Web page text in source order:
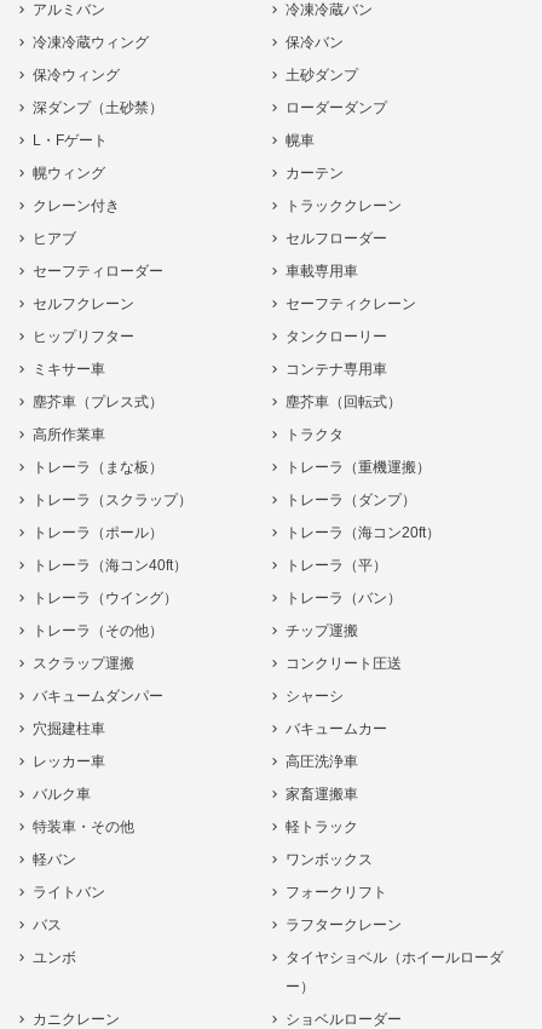
アルミバン
冷凍冷蔵バン
冷凍冷蔵ウィング
保冷バン
保冷ウィング
土砂ダンプ
深ダンプ（土砂禁）
ローダーダンプ
L・Fゲート
幌車
幌ウィング
カーテン
クレーン付き
トラッククレーン
ヒアブ
セルフローダー
セーフティローダー
車載専用車
セルフクレーン
セーフティクレーン
ヒップリフター
タンクローリー
ミキサー車
コンテナ専用車
塵芥車（プレス式）
塵芥車（回転式）
高所作業車
トラクタ
トレーラ（まな板）
トレーラ（重機運搬）
トレーラ（スクラップ）
トレーラ（ダンプ）
トレーラ（ポール）
トレーラ（海コン20ft）
トレーラ（海コン40ft）
トレーラ（平）
トレーラ（ウイング）
トレーラ（バン）
トレーラ（その他）
チップ運搬
スクラップ運搬
コンクリート圧送
バキュームダンパー
シャーシ
穴掘建柱車
バキュームカー
レッカー車
高圧洗浄車
バルク車
家畜運搬車
特装車・その他
軽トラック
軽バン
ワンボックス
ライトバン
フォークリフト
バス
ラフタークレーン
ユンボ
タイヤショベル（ホイールローダ
ー）
カニクレーン
ショベルローダー